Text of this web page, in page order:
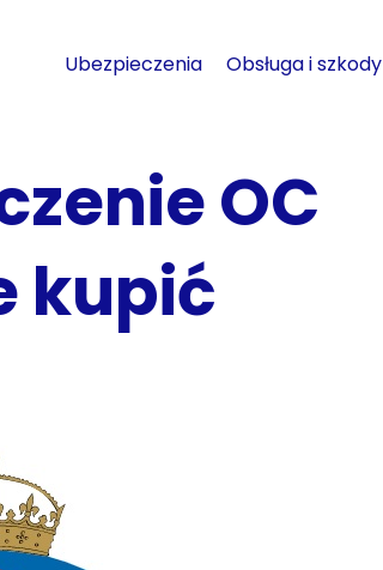
Ubezpieczenia Obsługa i szkody
OC
kupić